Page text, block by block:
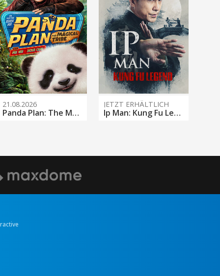
21.08.2026
Panda Plan: The Magical Tribe
JETZT ERHÄLTLICH
Ip Man: Kung Fu Legend